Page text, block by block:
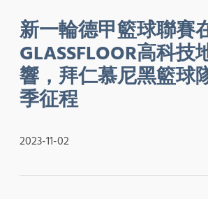
新一輪德甲籃球聯賽
GLASSFLOOR高科技
響，拜仁慕尼黑籃球
季征程
2023-11-02